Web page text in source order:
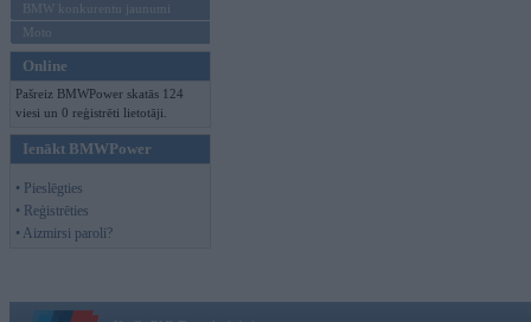
BMW konkurentu jaunumi
Moto
Online
Pašreiz BMWPower skatās 124
viesi un 0 reģistrēti lietotāji.
Ienākt BMWPower
• Pieslēgties
• Reģistrēties
• Aizmirsi paroli?